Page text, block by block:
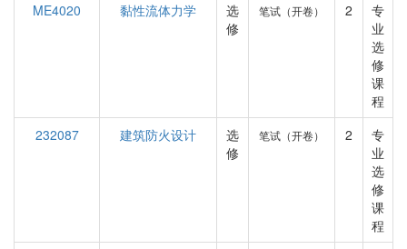
ME4020
黏性流体力学
选
修
笔试（开卷） 2
专
业
选
修
课
程
232087
建筑防火设计
选
修
笔试（开卷） 2
专
业
选
修
课
程